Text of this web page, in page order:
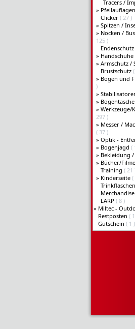
Tracers /
»
Clicker ( 27 )
» Spitzen /
» Nocken /
125 )
Endenschutz
» Handschuhe
» Armschutz /
Brustschutz
» Bogen und
)
»
»
» Werkzeuge/
297 )
» Messer /
( 37 )
» Optik -
» Bogenjagd (
» Bekleidung
» Bücher/Filme
Training ( 21
» Kinderseite (
Merchandise
LARP ( 8 )
» Miltec -
Restposten (
Gutschein ( 1 )